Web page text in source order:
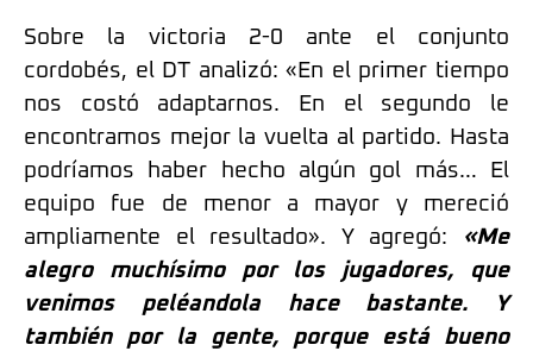
Sobre la victoria 2-0 ante el conjunto
cordobés, el DT analizó: «En el primer tiempo
nos costó adaptarnos. En el segundo le
encontramos mejor la vuelta al partido. Hasta
podríamos haber hecho algún gol más… El
equipo fue de menor a mayor y mereció
ampliamente el resultado». Y agregó:
«Me
alegro muchísimo por los jugadores, que
venimos peléandola hace bastante. Y
también por la gente, porque está bueno